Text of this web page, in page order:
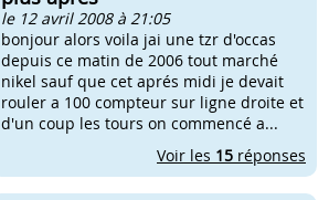
le 12 avril 2008 à 21:05
bonjour alors voila jai une tzr d'occas
depuis ce matin de 2006 tout marché
nikel sauf que cet aprés midi je devait
rouler a 100 compteur sur ligne droite et
d'un coup les tours on commencé a...
Voir les 15 réponses